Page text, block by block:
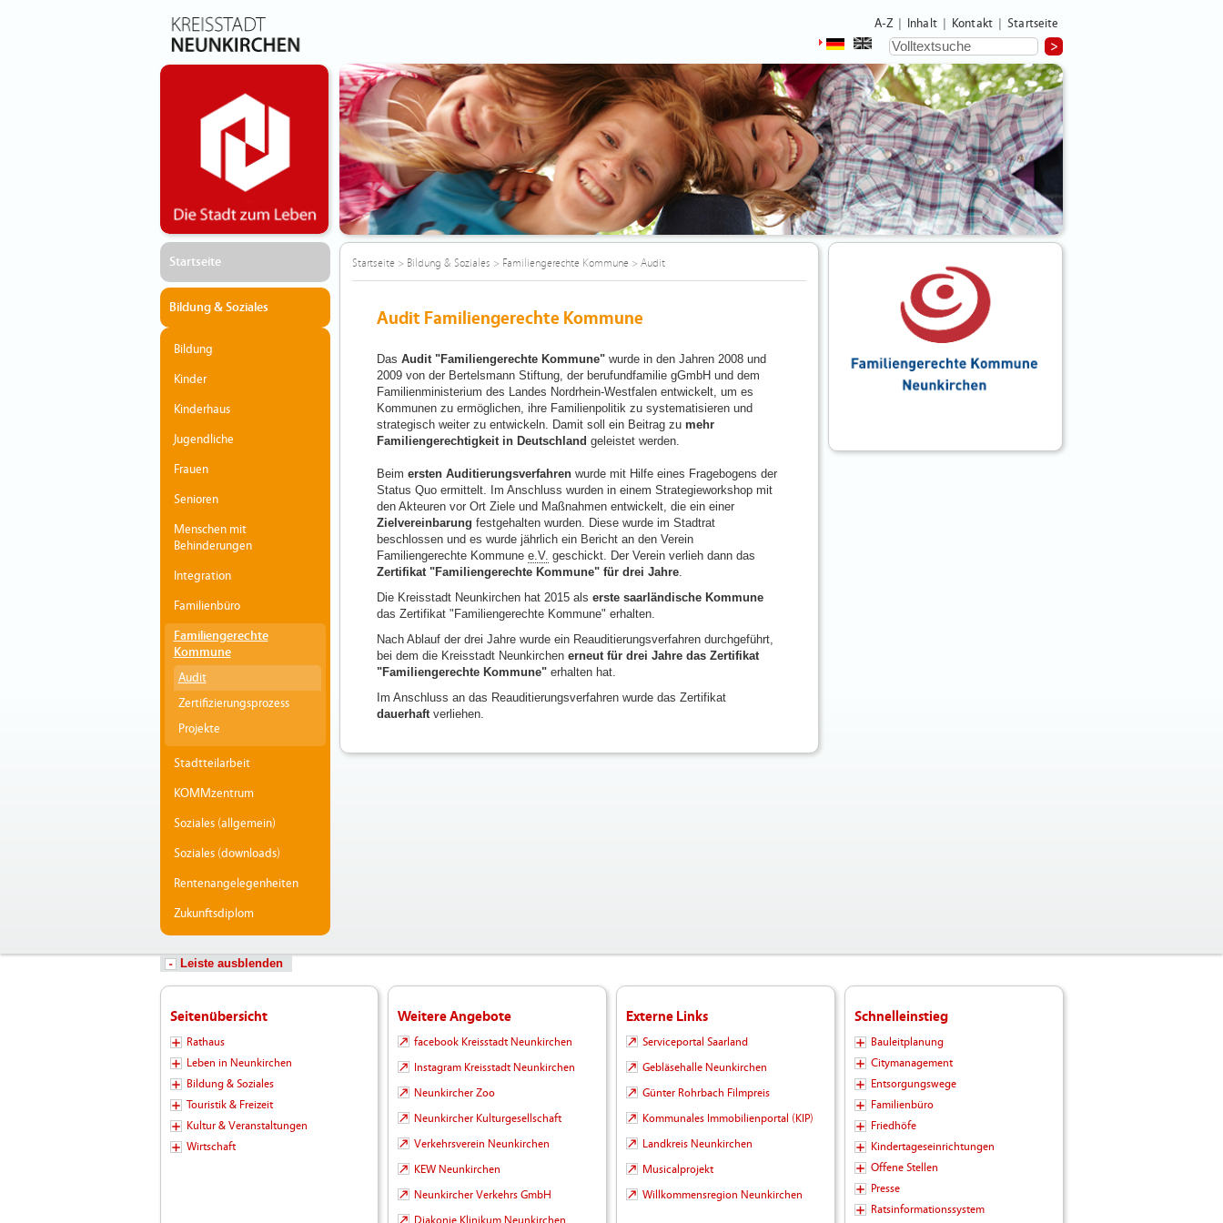
A-Z Inhalt Kontakt Startseite
Startseite
Bildung & Soziales
Bildung
Kinder
Kinderhaus
Jugendliche
Frauen
Senioren
Menschen mit
Behinderungen
Integration
Familienbüro
Familiengerechte
Kommune
Audit
Zertifizierungsprozess
Projekte
Stadtteilarbeit
KOMMzentrum
Soziales (allgemein)
Soziales (downloads)
Rentenangelegenheiten
Zukunftsdiplom
Startseite> Bildung & Soziales > Familiengerechte Kommune> Audit
Audit Familiengerechte Kommune
Das Audit "Familiengerechte Kommune"wurde in den Jahren 2008 und
2009 von der Bertelsmann Stiftung, der berufundfamilie gGmbH und dem
Familienministerium des Landes Nordrhein-Westfalen entwickelt, um es
Kommunen zu ermöglichen, ihre Familienpolitik zu systematisieren und
strategisch weiter zu entwickeln. Damit soll ein Beitrag zu mehr
Familiengerechtigkeit in Deutschland geleistet werden.
Beim ersten Auditierungsverfahrenwurde mit Hilfe eines Fragebogens der
Status Quo ermittelt. Im Anschluss wurden in einem Strategieworkshop mit
den Akteuren vor Ort Ziele und Maßnahmen entwickelt, die ein einer
Zielvereinbarung festgehalten wurden. Diese wurde im Stadtrat
beschlossen und es wurde jährlich ein Bericht an den Verein
Familiengerechte Kommune e.V. geschickt. Der Verein verlieh dann das
Zertifikat "Familiengerechte Kommune" für drei Jahre.
Die Kreisstadt Neunkirchen hat 2015 als erste saarländische Kommune
das Zertifikat "Familiengerechte Kommune" erhalten.
Nach Ablauf der drei Jahre wurde ein Reauditierungsverfahren durchgeführt,
bei dem die Kreisstadt Neunkirchen erneut für drei Jahre das Zertifikat
"Familiengerechte Kommune"erhalten hat.
Im Anschluss an das Reauditierungsverfahren wurde das Zertifikat
dauerhaftverliehen.
Leiste ausblenden
Seitenübersicht
Rathaus
Leben in Neunkirchen
Bildung & Soziales
Touristik & Freizeit
Kultur & Veranstaltungen
Wirtschaft
Weitere Angebote
facebook Kreisstadt Neunkirchen
Instagram Kreisstadt Neunkirchen
Neunkircher Zoo
Neunkircher Kulturgesellschaft
Verkehrsverein Neunkirchen
KEW Neunkirchen
Neunkircher Verkehrs GmbH
Diakonie Klinikum Neunkirchen
Externe Links
Serviceportal Saarland
Gebläsehalle Neunkirchen
Günter Rohrbach Filmpreis
Kommunales Immobilienportal (KIP)
Landkreis Neunkirchen
Musicalprojekt
Willkommensregion Neunkirchen
Schnelleinstieg
Bauleitplanung
Citymanagement
Entsorgungswege
Familienbüro
Friedhöfe
Kindertageseinrichtungen
Offene Stellen
Presse
Ratsinformationssystem